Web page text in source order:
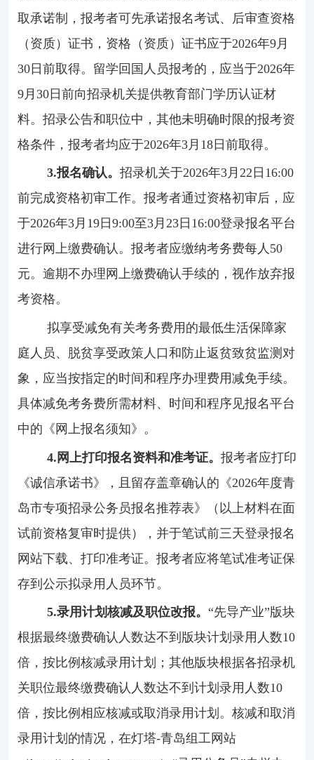
取承诺制，报考者可先承诺报名考试、后审查资格
（资质）证书，资格（资质）证书应于2026年9月
30日前取得。留学回国人员报考的，应当于2026年
9月 30日前向招录机关提供教育部门学历认证材
料。招录公告和职位中，其他未明确时限的报考资
格条件，报考者均应于2026年3月 18日前取得。
3.报名确认。招录机关于2026年3月22 日 16:00
前完成资格初审工作。报考者通过资格初审后，应
于2026年3月 19日 9:00至3月 23日 16:00登录报名平台
进行网上缴费确认。报考者应缴纳考务费每人 50
元。逾期不办理网上缴费确认手续的，视作放弃报
考资格。
拟享受减免有关考务费用的最低生活保障家
庭人员、脱贫享受政策人口和防止返贫致贫监测对
象，应当按指定的时间和程序办理费用减免手续。
具体减免考务费所需材料、时间和程序见报名平台
中的《网上报名须知》。
4. 网上打印报名资料和准考证。报考者应打印
《诚信承诺书》，且留存盖章确认的《2026年度青
岛市专项招录公务员报名推荐表》（以上材料在面
试前资格复审时提供），并于笔试前三天登录报名
网站下载、打印准考证。报考者应将笔试准考证保
存到公示拟录用人员环节。
5.录用计划核减及职位改报。 “先导产业”版块
根据最终缴费确认人数达不到版块计划录用人数10
倍，按比例核减录用计划；其他版块根据各招录机
关职位最终缴费确认人数达不到计划录用人数10
倍，按比例相应核减或取消录用计划。核减和取消
录用计划的情况，在灯塔-青岛组工网站